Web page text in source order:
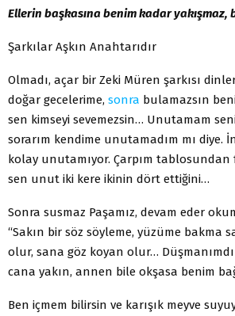
Ellerin başkasına benim kadar yakışmaz,
Şarkılar Aşkın Anahtarıdır
Olmadı, açar bir Zeki Müren şarkısı
doğar gecelerime, sonra bulamazsın
sen kimseyi sevemezsin… Unutamam
sorarım kendime unutamadım mı diye.
kolay unutamıyor. Çarpım tablosundan
sen unut iki kere ikinin dört ettiğini…
Sonra susmaz Paşamız, devam eder
“Sakın bir söz söyleme, yüzüme bakma
olur, sana göz koyan olur…
cana yakın, annen bile okşasa benim
Ben içmem bilirsin ve karışık meyve